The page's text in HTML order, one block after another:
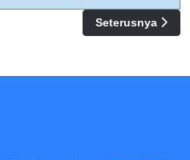
Penyejukbekuan Dan
Next article: F02
Seterusnya